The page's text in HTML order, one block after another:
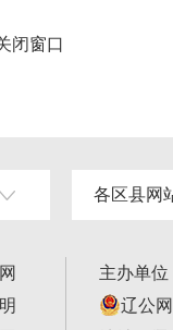
闭窗口
各区县网
主办单
辽公